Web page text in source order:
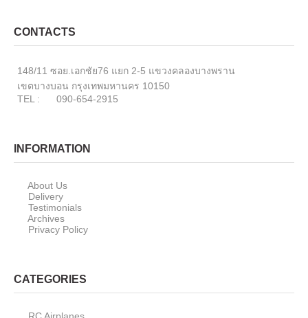
CONTACTS
148/11 ซอย.เอกชัย76 แยก 2-5 แขวงคลองบางพราน
เขตบางบอน กรุงเทพมหานคร 10150
TEL : 090-654-2915
INFORMATION
About Us
Delivery
Testimonials
Archives
Privacy Policy
CATEGORIES